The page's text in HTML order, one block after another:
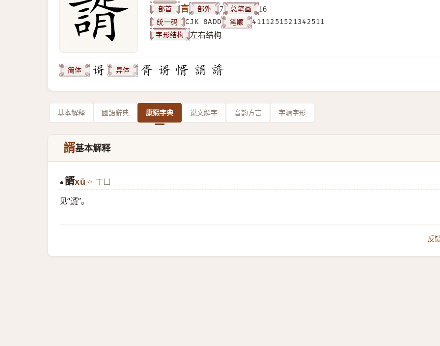
部首 言 部外 7 总笔画 16
统一码 CJK 8ADD 笔顺 4111251521342511
字形结构 左右结构
简体 异体
基本解释 國語辭典 康熙字典 说文解字 音韵方言 字源字形
諝基本解释
● 諝xū ㄒㄩ
见“谞”。
反